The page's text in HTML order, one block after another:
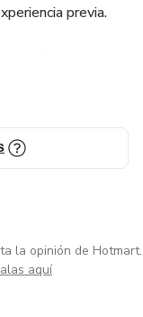
paso a paso
previa.
las personas a
enseño está
negocios desde
como
dominar, en
la opinión de Hotmart.
aquí